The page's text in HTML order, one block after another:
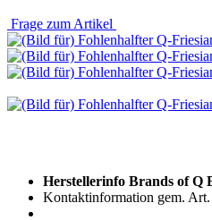
Frage zum Artikel
Herstellerinfo Brands of Q
Kontaktinformation gem.